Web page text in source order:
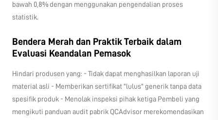
bawah 0,8% dengan menggunakan pengendalian proses
statistik.
Bendera Merah dan Praktik Terbaik dalam
Evaluasi Keandalan Pemasok
Hindari produsen yang: - Tidak dapat menghasilkan laporan uji
material asli - Memberikan sertifikat "lulus" generik tanpa data
spesifik produk - Menolak inspeksi pihak ketiga Pembeli yang
mengikuti panduan audit pabrik QCAdvisor merekomendasikan